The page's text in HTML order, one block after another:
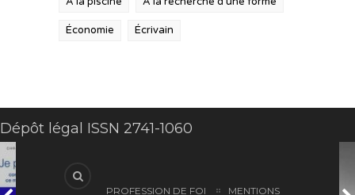
Économie Écrivain
Dépôt légal ISSN 2741-1060
PROFESSION DE FOI MENTIONS